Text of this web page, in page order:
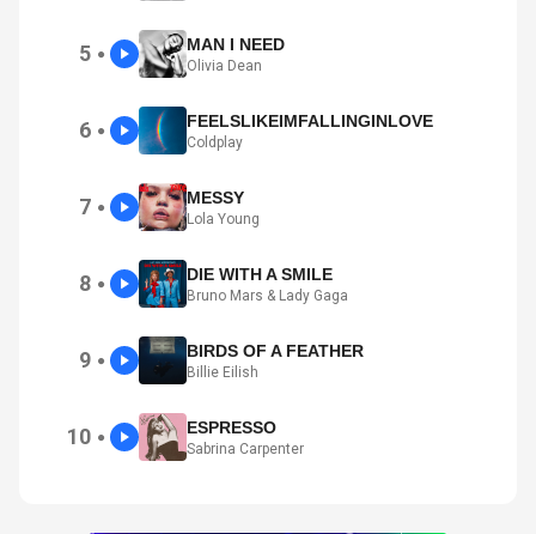
5 ● MAN I NEED
Olivia Dean
6 ● FEELSLIKEIMFALLINGINLOVE
Coldplay
7 ● MESSY
Lola Young
8 ● DIE WITH A SMILE
Bruno Mars & Lady Gaga
9 ● BIRDS OF A FEATHER
Billie Eilish
10 ● ESPRESSO
Sabrina Carpenter